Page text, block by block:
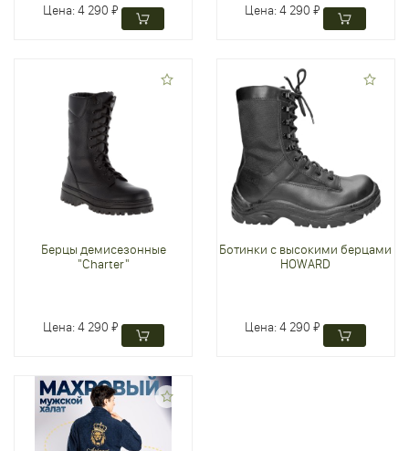
Цена:4 290 ₽ Цена:4 290 ₽
Берцы демисезонные
"Charter"
Цена:4 290 ₽
Ботинки с высокими берцами
HOWARD
Цена:4 290 ₽